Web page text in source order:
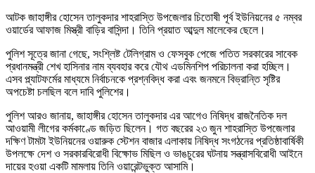
আটক জাহাঙ্গীর হোসেন তালুকদার শাহরাস্তি উপজেলার চিতোষী পূর্ব ইউনিয়নের ৫ নম্বর
ওয়ার্ডের আফাজ মিস্ত্রী বাড়ির বাসিন্দা। তিনি প্রয়াত আব্দুল মালেকের ছেলে।
পুলিশ সূত্রে জানা গেছে, সংশ্লিষ্ট টেলিগ্রাম ও ফেসবুক পেজে পতিত সরকারের সাবেক
প্রধানমন্ত্রী শেখ হাসিনার নাম ব্যবহার করে যৌথ এডমিনশিপ পরিচালনা করা হচ্ছিল।
এসব প্ল্যাটফর্মের মাধ্যমে নির্বাচনকে প্রশ্নবিদ্ধ করা এবং জনমনে বিভ্রান্তি সৃষ্টির
অপচেষ্টা চলছিল বলে দাবি পুলিশের।
পুলিশ আরও জানায়, জাহাঙ্গীর হোসেন তালুকদার এর আগেও নিষিদ্ধ রাজনৈতিক দল
আওয়ামী লীগের কর্মকাণ্ডে জড়িত ছিলেন। গত বছরের ২৩ জুন শাহরাস্তি উপজেলার
দক্ষিণ টামটা ইউনিয়নের ওয়ারুক স্টেশন বাজার এলাকায় নিষিদ্ধ সংগঠনের প্রতিষ্ঠাবার্ষিকী
উপলক্ষে দেশ ও সরকারবিরোধী বিক্ষোভ মিছিল ও ভাঙচুরের ঘটনায় সন্ত্রাসবিরোধী আইনে
দায়ের হওয়া একটি মামলায় তিনি ওয়ারেন্টভুক্ত আসামি।